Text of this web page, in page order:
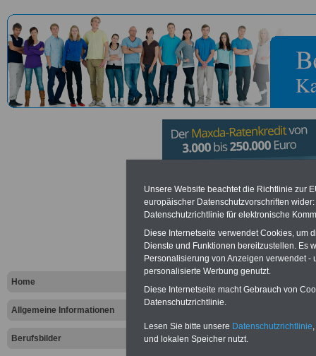
Home
Allgemeine Informationen
Berufsbilder
Vorteile für den öffentlichen
Vergleichen und sparen
Berufsunfähigkeitsabsicherung-
Krankenzusatzversicherung
Unsere Website beachtet die Richtlinie zur
europäischer Datenschutzvorschriften
Datenschutzrichtlinie für elektronische
Diese Internetseite verwendet Cookies, um
Dienste und Funktionen bereitzustellen. Es
Personalisierung von Anzeigen verwendet
personalisierte Werbung genutzt.
Diese Internetseite macht Gebrauch von
Datenschutzrichtlinie.
Lesen Sie bitte unsere Datenschutzrichtlinie
und lokalen Speicher nutzt.